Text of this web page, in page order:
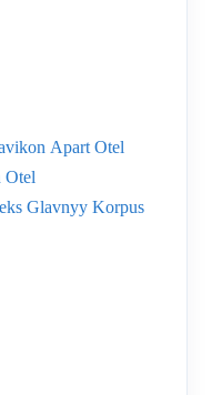
Apart Otel
Otel
Glavnyy Korpus